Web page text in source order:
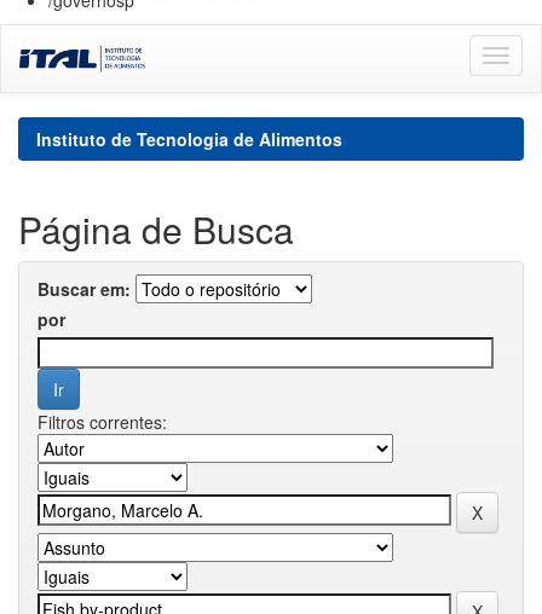
navigation
Instituto de Tecnologia de Alimentos
Página de Busca
Buscar em:
por
Filtros correntes: